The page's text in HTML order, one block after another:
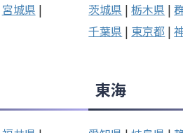
宮城県 |
茨城県 |栃木県 |
千葉県 | 東京都 |
東海